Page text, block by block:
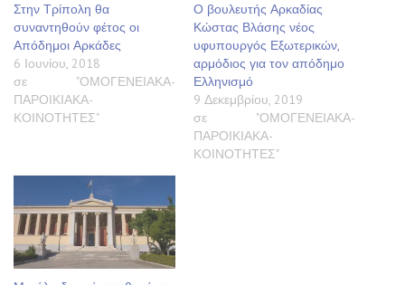
Στην Τρίπολη θα
συναντηθούν φέτος οι
Απόδημοι Αρκάδες
6 Ιουνίου, 2018
σε "ΟΜΟΓΕΝΕΙΑΚΑ-
ΠΑΡΟΙΚΙΑΚΑ-
ΚΟΙΝΟΤΗΤΕΣ"
Ο βουλευτής Αρκαδίας
Κώστας Βλάσης νέος
υφυπουργός Εξωτερικών,
αρμόδιος για τον απόδημο
Ελληνισμό
9 Δεκεμβρίου, 2019
σε "ΟΜΟΓΕΝΕΙΑΚΑ-
ΠΑΡΟΙΚΙΑΚΑ-
ΚΟΙΝΟΤΗΤΕΣ"